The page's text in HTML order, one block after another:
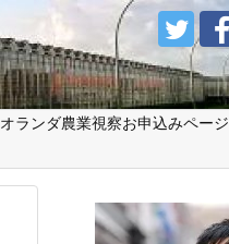
オランダ農業視察お申込みページ